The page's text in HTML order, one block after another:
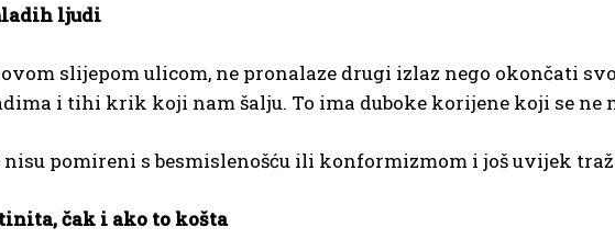
ljudi
slijepom ulicom, ne pronalaze drugi izlaz nego okončati
i tihi krik koji nam šalju. To ima duboke korijene koji se ne
pomireni s besmislenošću ili konformizmom i još uvijek
čak i ako to košta